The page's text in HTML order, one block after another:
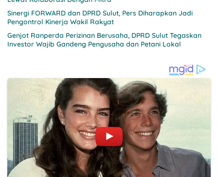
Sinergi FORWARD dan DPRD Sulut, Pers Diharapkan Jadi
Pengontrol Kinerja Wakil Rakyat
Genjot Ranperda Perizinan Berusaha, DPRD Sulut Tegaskan
Investor Wajib Gandeng Pengusaha dan Petani Lokal